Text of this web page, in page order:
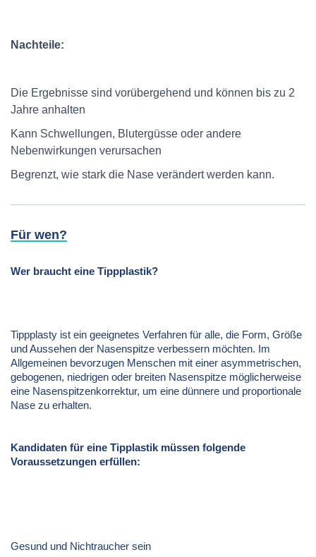
Nachteile:
Die Ergebnisse sind vorübergehend und können bis zu 2
Jahre anhalten
Kann Schwellungen, Blutergüsse oder andere
Nebenwirkungen verursachen
Begrenzt, wie stark die Nase verändert werden kann.
Für wen?
Wer braucht eine Tippplastik?
Tippplasty ist ein geeignetes Verfahren für alle, die Form, Größe
und Aussehen der Nasenspitze verbessern möchten. Im
Allgemeinen bevorzugen Menschen mit einer asymmetrischen,
gebogenen, niedrigen oder breiten Nasenspitze möglicherweise
eine Nasenspitzenkorrektur, um eine dünnere und proportionale
Nase zu erhalten.
Kandidaten für eine Tipplastik müssen folgende
Voraussetzungen erfüllen:
Gesund und Nichtraucher sein